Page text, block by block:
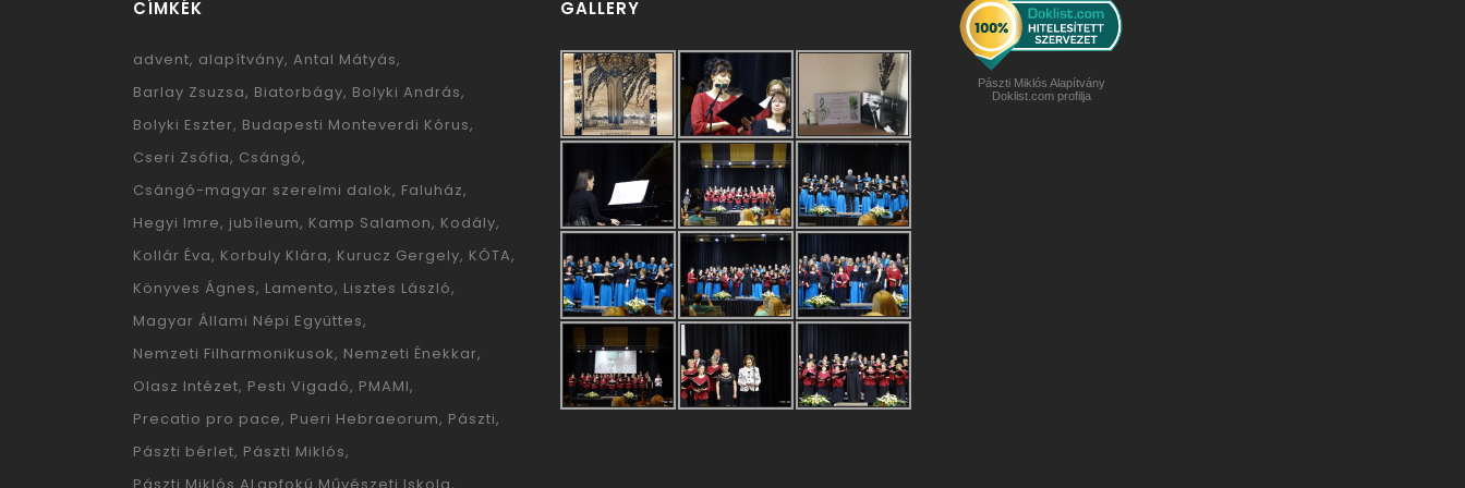
CÍMKÉK
advent alapítvány Antal Mátyás
Barlay Zsuzsa Biatorbágy Bolyki András
Bolyki Eszter Budapesti Monteverdi Kórus
Cseri Zsófia Csángó
Csángó-magyar szerelmi dalok Faluház
Hegyi Imre jubíleum Kamp Salamon Kodály
Kollár Éva Korbuly Klára Kurucz Gergely KÓTA
Könyves Ágnes Lamento Lisztes László
Magyar Állami Népi Együttes
Nemzeti Filharmonikusok Nemzeti Énekkar
Olasz Intézet Pesti Vigadó PMAMI
Precatio pro pace Pueri Hebraeorum Pászti
Pászti bérlet Pászti Miklós
GALLERY
Pászti Miklós Alapítvány
Doklist.com profilja